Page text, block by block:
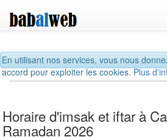
En utilisant nos services, vous nous
accord pour exploiter les cookies.Plus
Horaire d'imsak et iftar à
Ramadan 2026